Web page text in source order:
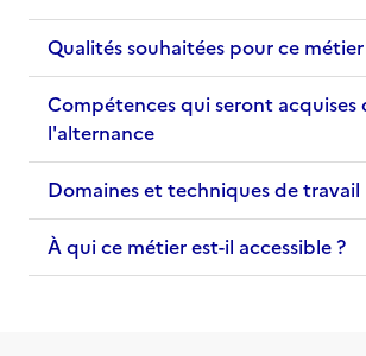
Qualités souhaitées pour ce métier
Compétences qui seront acquises
l'alternance
Domaines et techniques de travail
À qui ce métier est-il accessible ?